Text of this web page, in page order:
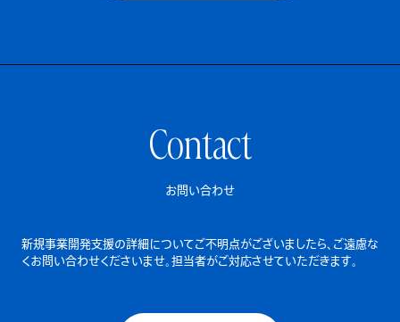
Contact
お問い合わせ
新規事業開発支援の詳細についてご不明点がございましたら、 ご遠慮な
くお問い合わせくださいませ。担当者がご対応させていただきます。